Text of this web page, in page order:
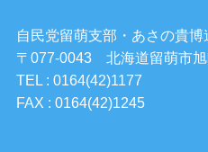
自民党留萌支部・あさの貴
〒077-0043 北海道留萌市旭
TEL : 0164(42)1177
FAX : 0164(42)1245